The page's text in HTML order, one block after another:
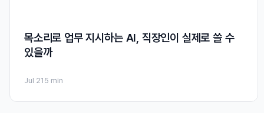
목소리로 업무 지시하는 AI, 직장인이 실제로 쓸 수
있을까
Jul 21 5 min